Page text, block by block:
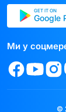
GET IT ON
Google
Ми у
©